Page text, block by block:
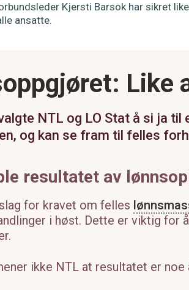
Kjersti Barsok har sikret
ansatte.
Like
NTL og LO Stat å si ja
og kan se fram til felles
resultatet av
for kravet om felles
i høst. Dette er viktig for
ikke NTL at resultatet er noe